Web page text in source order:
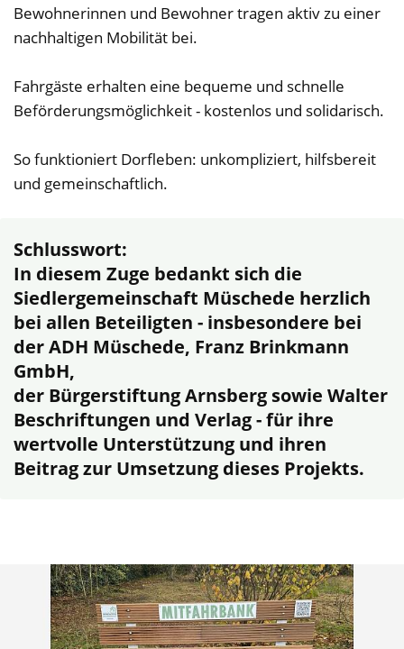
Bewohnerinnen und Bewohner tragen aktiv zu einer
nachhaltigen Mobilität bei.
Fahrgäste erhalten eine bequeme und schnelle
Beförderungsmöglichkeit - kostenlos und solidarisch.
So funktioniert Dorfleben: unkompliziert, hilfsbereit
und gemeinschaftlich.
Schlusswort:
In diesem Zuge bedankt sich die
Siedlergemeinschaft Müschede herzlich
bei allen Beteiligten - insbesondere bei
der ADH Müschede, Franz Brinkmann
GmbH,
der Bürgerstiftung Arnsberg sowie Walter
Beschriftungen und Verlag - für ihre
wertvolle Unterstützung und ihren
Beitrag zur Umsetzung dieses Projekts.